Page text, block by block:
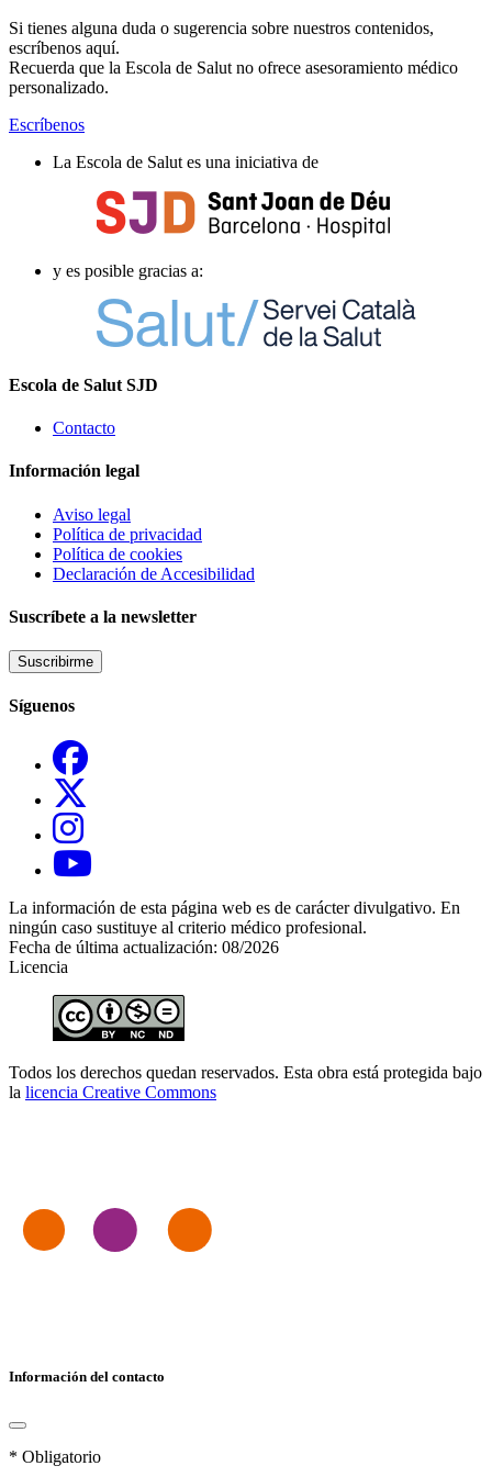
Si tienes alguna duda o sugerencia sobre nuestros contenidos,
escríbenos aquí.
Recuerda que la Escola de Salut no ofrece asesoramiento médico
personalizado.
Escríbenos
La Escola de Salut es una iniciativa de
y es posible gracias a:
Escola de Salut SJD
Contacto
Información legal
Aviso legal
Política de privacidad
Política de cookies
Declaración de Accesibilidad
Suscríbete a la newsletter
Suscribirme
Síguenos
La información de esta página web es de carácter divulgativo. En
ningún caso sustituye al criterio médico profesional.
Fecha de última actualización: 08/2026
Licencia
Todos los derechos quedan reservados. Esta obra está protegida bajo
la licencia Creative Commons
Información del contacto
* Obligatorio